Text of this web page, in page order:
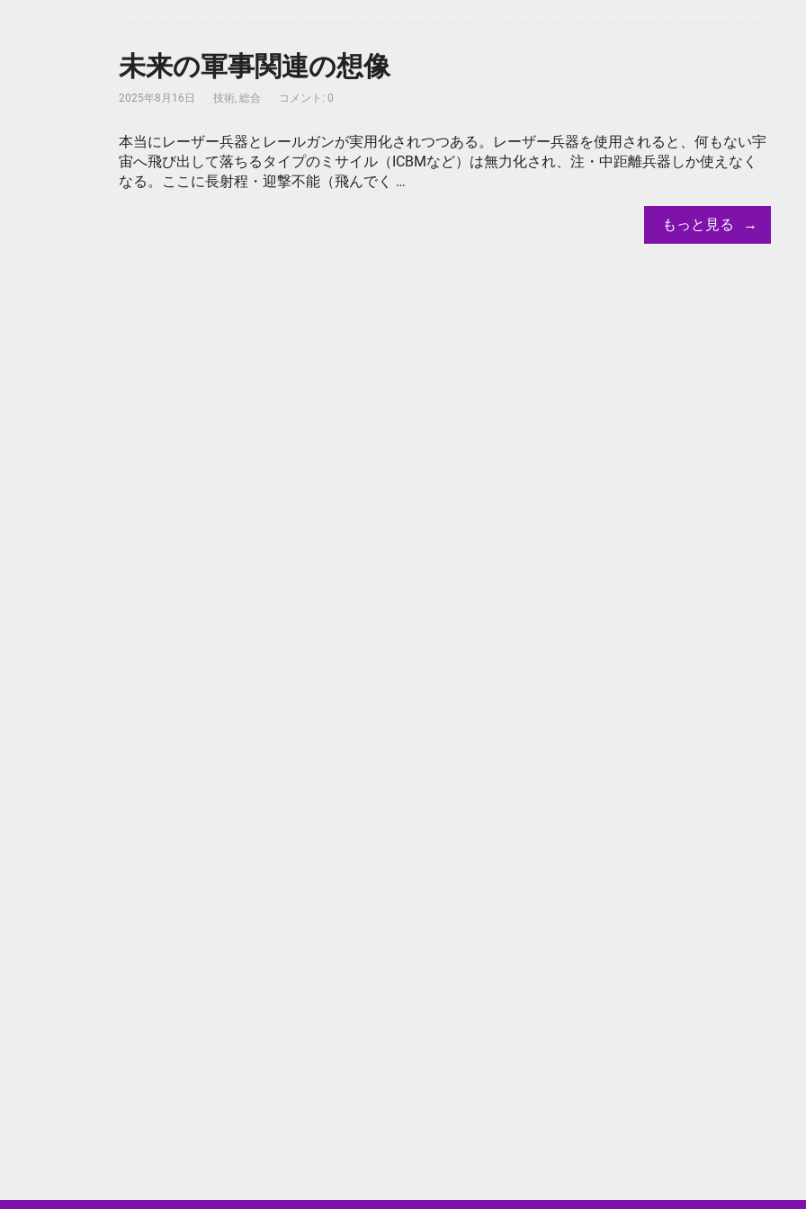
未来の軍事関連の想像
2025年8月16日 技術, 総合 コメント: 0
本当にレーザー兵器とレールガンが実用化されつつある。レーザー兵器を使用されると、何もない宇
宙へ飛び出して落ちるタイプのミサイル（ICBMなど）は無力化され、注・中距離兵器しか使えなく
なる。ここに長射程・迎撃不能（飛んでく …
もっと見る